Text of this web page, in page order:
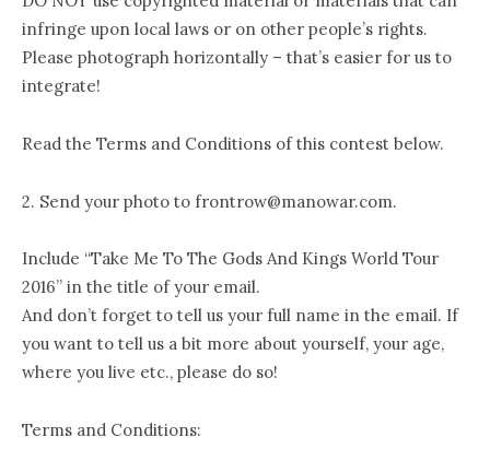
infringe upon local laws or on other people’s rights.
Please photograph horizontally – that’s easier for us to
integrate!
Read the Terms and Conditions of this contest below.
2. Send your photo to frontrow@manowar.com.
Include “Take Me To The Gods And Kings World Tour
2016” in the title of your email.
And don’t forget to tell us your full name in the email. If
you want to tell us a bit more about yourself, your age,
where you live etc., please do so!
Terms and Conditions: